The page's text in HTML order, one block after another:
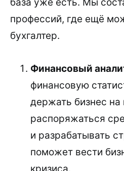
профессий, где ещё
бухгалтер.
Финансовый
финансовую
держать бизнес на
распоряжаться
и разрабатывать
поможет вести